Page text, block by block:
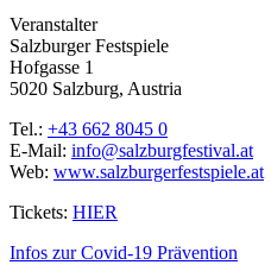
Veranstalter
Salzburger Festspiele
Hofgasse 1
5020 Salzburg, Austria
Tel.: +43 662 8045 0
E-Mail: info@salzburgfestival.at
Web: www.salzburgerfestspiele.at
Tickets: HIER
Infos zur Covid-19 Prävention